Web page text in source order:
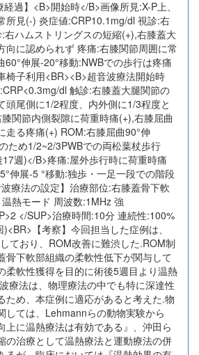
過】<B>開始時</B>画像所見:X-P上、
所見(-) 炎症値:CRP10.1mg/dl 視診:右
右ハムストリングスの短縮(+),右膝蓋大
向に認められず 疼痛:右膝関節周囲に常
伸展-20°移動:NWBでの歩行は疼痛
椅子利用<BR><B>超音波療法開始時
dl 触診:右膝蓋大腿関節の
頭尾側に1/2程度、内外側に1/3程度と
関節内側裂隙に荷重時痛(+),右膝屈曲
走る疼痛(+) ROM:右膝屈曲90°伸
ため1/2~2/3PWBでの両松葉杖歩行
週)</B>疼痛:屋外歩行時に荷重時痛
伸展-5 °移動:独歩・一足一段での階段
療法の設定】治療部位:右膝蓋骨下軟
熱モード 周波数:1MHz 強
</SUP>治療時間:10分 連続性:100%
【考察】今回担当した症例は、
ており、ROM改善に難渋した.ROM制
骨下軟部組織の柔軟性低下が関与して
柔軟性獲得を目的に術後5週目より温熱
療法は、物理療法の中でも特に深達性
ため、本症例に適応があると考えた.物
しては、Lehmannらの動物実験から
上に温熱療法は有効である』、沖田ら
の治療として温熱療法と運動療法の併